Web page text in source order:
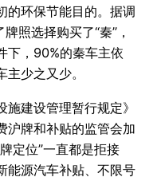
的环保节能目的。据调
照选择购买了“秦”，
下，90%的秦车主依
少之又少。
建设管理暂行规定》
沪牌和补贴的监管会加
定位”一直都是拒接
能源汽车补贴、不限号